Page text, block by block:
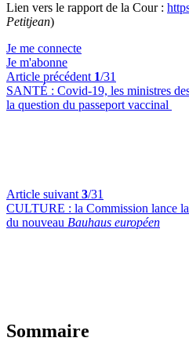
Lien vers le rapport de la Cour :
Petitjean)
Je me connecte
Je m'abonne
Article précédent 1/31
SANTÉ : Covid-19, les ministres
la question du passeport vaccinal
Article suivant 3/31
CULTURE : la Commission lance
du nouveau Bauhaus européen
Sommaire